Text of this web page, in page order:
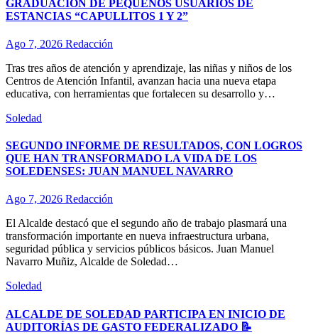
GRADUACIÓN DE PEQUEÑOS USUARIOS DE
ESTANCIAS “CAPULLITOS 1 Y 2”
Ago 7, 2026 Redacción
Tras tres años de atención y aprendizaje, las niñas y niños de los
Centros de Atención Infantil, avanzan hacia una nueva etapa
educativa, con herramientas que fortalecen su desarrollo y…
Soledad
SEGUNDO INFORME DE RESULTADOS, CON LOGROS
QUE HAN TRANSFORMADO LA VIDA DE LOS
SOLEDENSES: JUAN MANUEL NAVARRO
Ago 7, 2026 Redacción
El Alcalde destacó que el segundo año de trabajo plasmará una
transformación importante en nueva infraestructura urbana,
seguridad pública y servicios públicos básicos. Juan Manuel
Navarro Muñiz, Alcalde de Soledad…
Soledad
ALCALDE DE SOLEDAD PARTICIPA EN INICIO DE
AUDITORÍAS DE GASTO FEDERALIZADO 📝